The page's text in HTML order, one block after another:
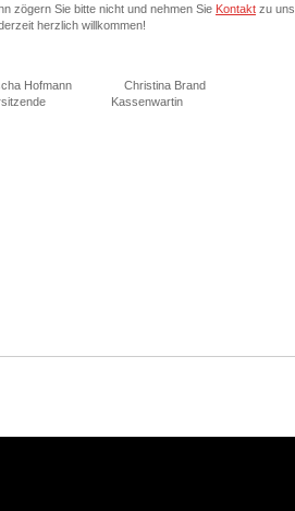
zögern Sie bitte nicht und nehmen Sie Kontakt zu uns
herzlich willkommen!
Hofmann Christina Brand
Kassenwartin